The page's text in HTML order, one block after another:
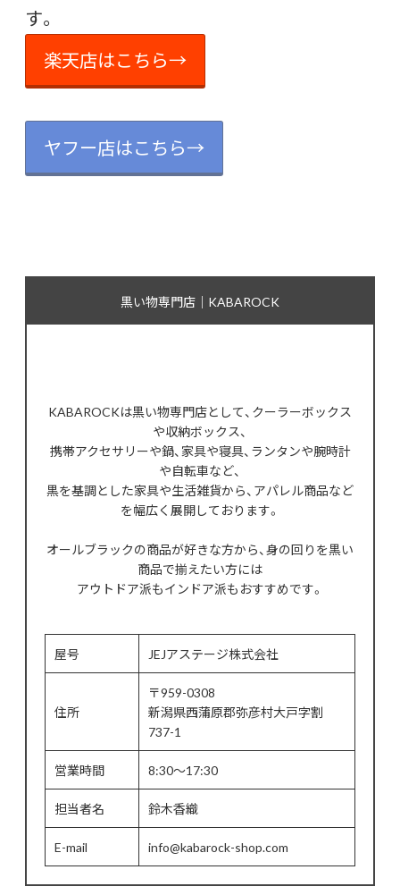
す。
楽天店はこちら→
ヤフー店はこちら→
黒い物専門店｜KABAROCK
KABAROCKは黒い物専門店として、クーラーボックス
や収納ボックス、
携帯アクセサリーや鍋、家具や寝具、ランタンや腕時計
や自転車など、
黒を基調とした家具や生活雑貨から、アパレル商品など
を幅広く展開しております。
オールブラックの商品が好きな方から、身の回りを黒い
商品で揃えたい方には
アウトドア派もインドア派もおすすめです。
屋号 JEJアステージ株式会社
住所
〒959-0308
新潟県西蒲原郡弥彦村大戸字割
737-1
営業時間 8:30～17:30
担当者名 鈴木香織
E-mail info@kabarock-shop.com